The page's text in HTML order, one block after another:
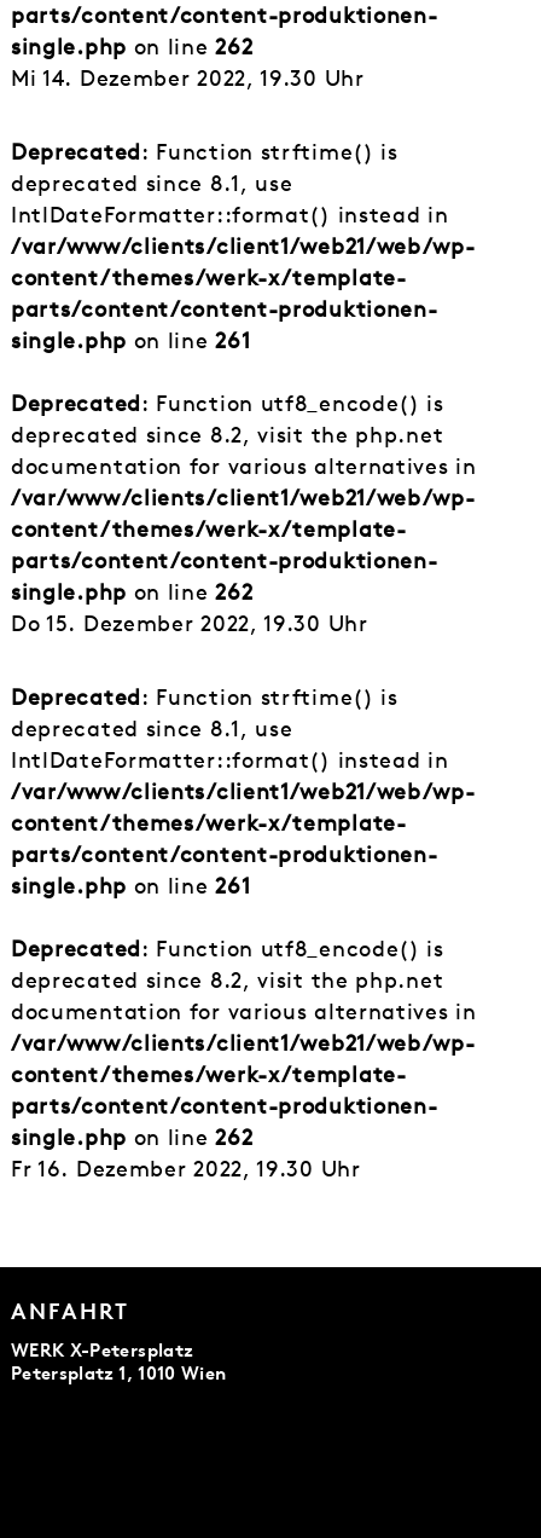
parts/content/content-produktionen-
single.php on line262
Mi 14. Dezember 2022, 19.30 Uhr
Deprecated: Function strftime() is
deprecated since 8.1, use
IntlDateFormatter::format() instead in
/var/www/clients/client1/web21/web/wp-
content/themes/werk-x/template-
parts/content/content-produktionen-
single.php on line261
Deprecated: Function utf8_encode() is
deprecated since 8.2, visit the php.net
documentation for various alternatives in
/var/www/clients/client1/web21/web/wp-
content/themes/werk-x/template-
parts/content/content-produktionen-
single.php on line262
Do 15. Dezember 2022, 19.30 Uhr
Deprecated: Function strftime() is
deprecated since 8.1, use
IntlDateFormatter::format() instead in
/var/www/clients/client1/web21/web/wp-
content/themes/werk-x/template-
parts/content/content-produktionen-
single.php on line261
Deprecated: Function utf8_encode() is
deprecated since 8.2, visit the php.net
documentation for various alternatives in
/var/www/clients/client1/web21/web/wp-
content/themes/werk-x/template-
parts/content/content-produktionen-
single.php on line262
Fr 16. Dezember 2022, 19.30 Uhr
ANFAHRT
WERK X-Petersplatz
Petersplatz 1, 1010 Wien